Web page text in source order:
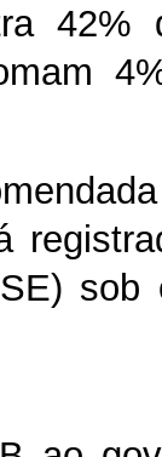
42%
sob